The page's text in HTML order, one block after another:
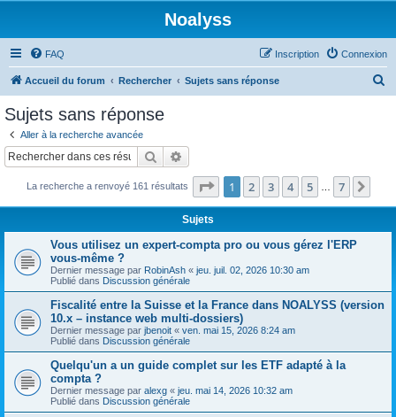
Noalyss
FAQ Connexion
Inscription
Accueil du forum Rechercher Sujets sans réponse
c
Sujets sans réponse
Aller à la recherche avancée
Rechercher
La recherche a renvoyé 161 résultats Page 1sur7
1 2 3 4 5 7
Sujets
Vous utilisez un expert-compta pro ou vous gérez l'ERP
vous-même ?
Dernier message par RobinAsh « jeu. juil. 02, 2026 10:30 am
Publié dans Discussion générale
Fiscalité entre la Suisse et la France dans NOALYSS (version
10.x – instance web multi-dossiers)
Dernier message par jbenoit « ven. mai 15, 2026 8:24 am
Publié dans Discussion générale
Quelqu'un a un guide complet sur les ETF adapté à la
compta ?
Dernier message par alexg « jeu. mai 14, 2026 10:32 am
Publié dans Discussion générale